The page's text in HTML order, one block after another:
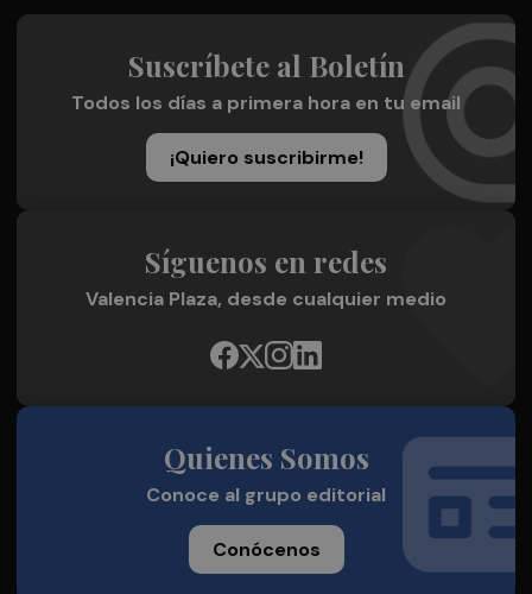
Suscríbete al Boletín
Todos los días a primera hora en tu email
¡Quiero suscribirme!
Síguenos en redes
Valencia Plaza, desde cualquier medio
Quienes Somos
Conoce al grupo editorial
Conócenos